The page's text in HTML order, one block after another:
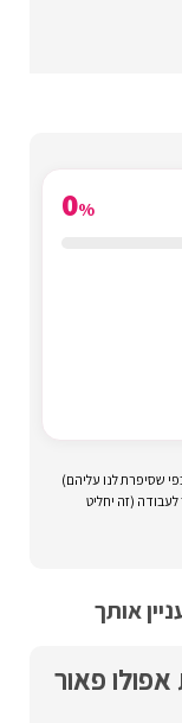
0%
שסיפרת לנו עליהם)
(זה יחליט
אותך
פאור